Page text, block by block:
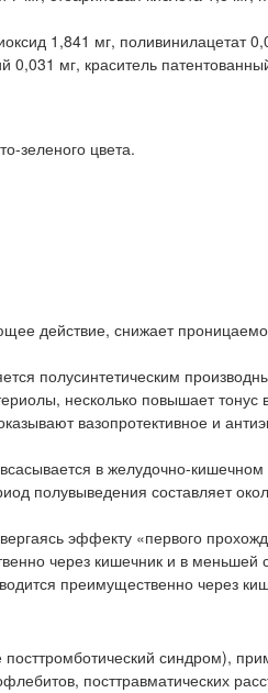
1,841 мг, поливинилацетат
0,031 мг, краситель
зеленого цвета.
действие, снижает
полусинтетическим
несколько повышает
вазопротективное и
в желудочно-
полувыведения составляет
эффекту «первого
через кишечник и в меньшей
преимущественно через
синдром),
посттравматических